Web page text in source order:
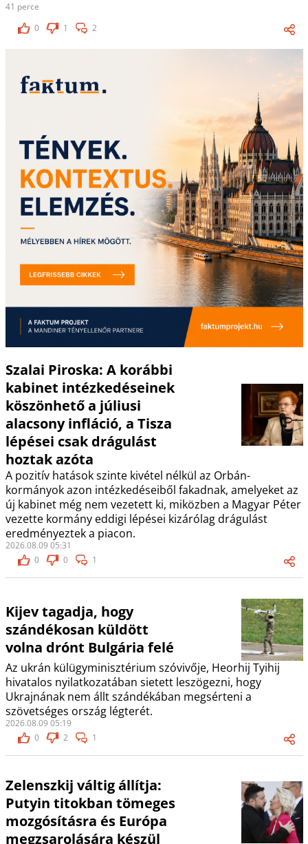
41 perce
0
1 2
Szalai Piroska: A korábbi
kabinet intézkedéseinek
köszönhető a júliusi
alacsony infláció, a Tisza
lépései csak drágulást
hoztak azóta
A pozitív hatások szinte kivétel nélkül az Orbán-
kormányok azon intézkedéseiből fakadnak, amelyeket az
új kabinet még nem vezetett ki, miközben a Magyar Péter
vezette kormány eddigi lépései kizárólag drágulást
eredményeztek a piacon.
2026.08.09 05:31
0
0 1
Kijev tagadja, hogy
szándékosan küldött
volna drónt Bulgária felé
Az ukrán külügyminisztérium szóvivője, Heorhij Tyihij
hivatalos nyilatkozatában sietett leszögezni, hogy
Ukrajnának nem állt szándékában megsérteni a
szövetséges ország légterét.
2026.08.09 05:19
0
2 1
Zelenszkij váltig állítja:
Putyin titokban tömeges
mozgósításra és Európa
megzsarolására készül